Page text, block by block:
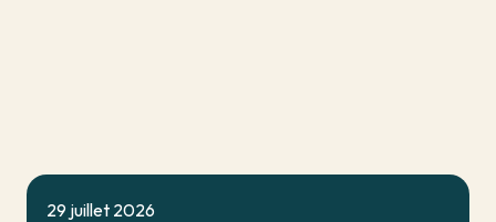
29 juillet 2026